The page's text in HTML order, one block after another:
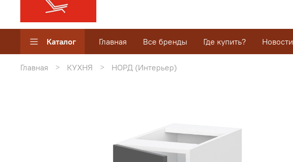
Каталог Главная Все бренды Где купить? Новости
Главная КУХНЯ НОРД (Интерьер)